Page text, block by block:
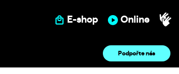
E-shop Online
Podpořte nás